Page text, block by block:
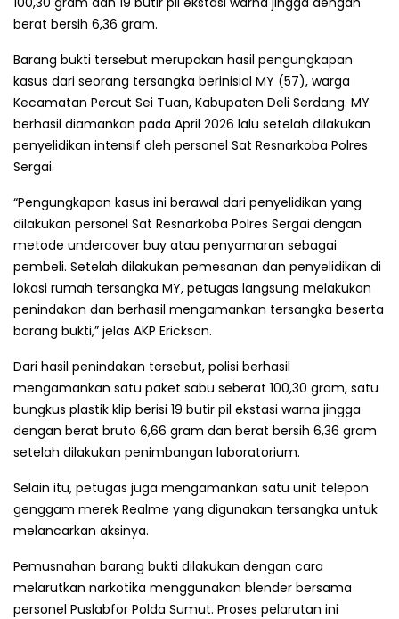
berat bersih 6,36 gram.
Barang bukti tersebut merupakan hasil pengungkapan
kasus dari seorang tersangka berinisial MY (57), warga
Kecamatan Percut Sei Tuan, Kabupaten Deli Serdang. MY
berhasil diamankan pada April 2026 lalu setelah dilakukan
penyelidikan intensif oleh personel Sat Resnarkoba Polres
Sergai.
“Pengungkapan kasus ini berawal dari penyelidikan yang
dilakukan personel Sat Resnarkoba Polres Sergai dengan
metode undercover buy atau penyamaran sebagai
pembeli. Setelah dilakukan pemesanan dan penyelidikan di
lokasi rumah tersangka MY, petugas langsung melakukan
penindakan dan berhasil mengamankan tersangka beserta
barang bukti,” jelas AKP Erickson.
Dari hasil penindakan tersebut, polisi berhasil
mengamankan satu paket sabu seberat 100,30 gram, satu
bungkus plastik klip berisi 19 butir pil ekstasi warna jingga
dengan berat bruto 6,66 gram dan berat bersih 6,36 gram
setelah dilakukan penimbangan laboratorium.
Selain itu, petugas juga mengamankan satu unit telepon
genggam merek Realme yang digunakan tersangka untuk
melancarkan aksinya.
Pemusnahan barang bukti dilakukan dengan cara
melarutkan narkotika menggunakan blender bersama
personel Puslabfor Polda Sumut. Proses pelarutan ini